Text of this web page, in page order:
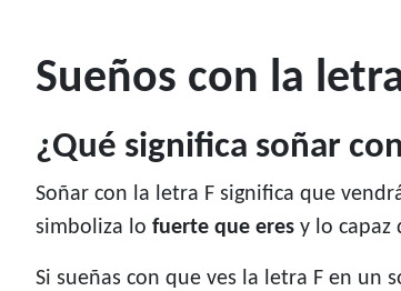
Sueños con la
¿Qué significa soñar
Soñar con la letra F significa que
simboliza lo fuerte que eres y lo capaz
Si sueñas con que ves la letra F en un